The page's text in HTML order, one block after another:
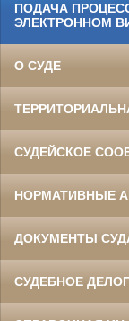
ПОДАЧА
ЭЛЕКТРОННОМ
О СУДЕ
СУДЕЙСКОЕ
НОРМАТИВНЫЕ
ДОКУМЕНТЫ
СУДЕБНОЕ